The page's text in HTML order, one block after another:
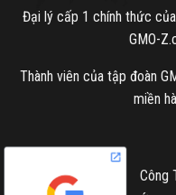
Đại lý cấp 1 chính thức
GMO-
Thành viên của tập đoàn
miền
Công